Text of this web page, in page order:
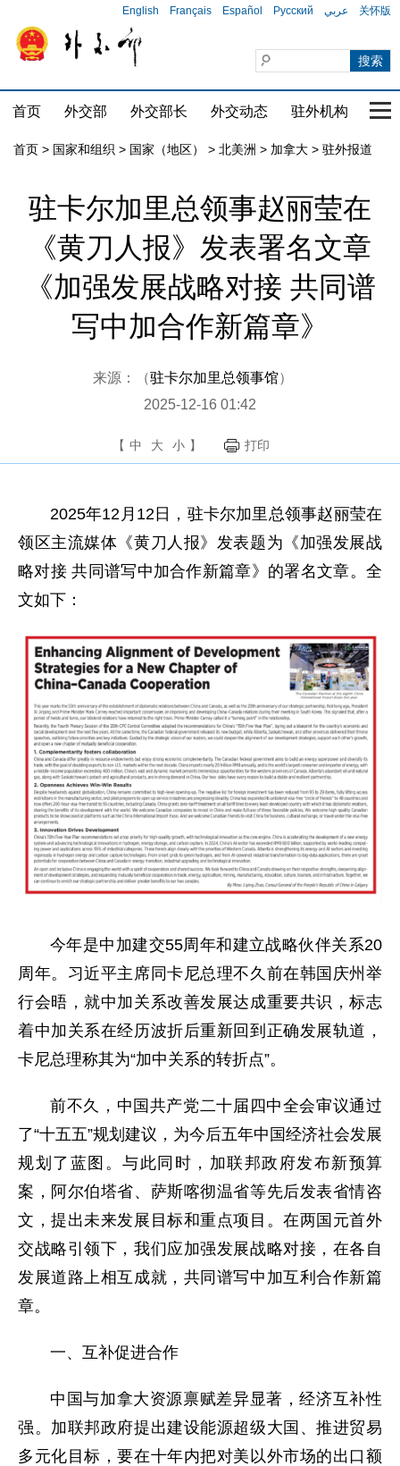
English Français Español Русский عربي 关怀版
首页 外交部 外交部长 外交动态 驻外机构 国
首页 > 国家和组织 > 国家（地区） > 北美洲 > 加拿大 > 驻外报道
驻卡尔加里总领事赵丽莹在
《黄刀人报》发表署名文章
《加强发展战略对接 共同谱
写中加合作新篇章》
来源：（驻卡尔加里总领事馆）
2025-12-16 01:42
【 中 大 小 】 打印
2025年12月12日，驻卡尔加里总领事赵丽莹在
领区主流媒体《黄刀人报》发表题为《加强发展战
略对接 共同谱写中加合作新篇章》的署名文章。全
文如下：
今年是中加建交55周年和建立战略伙伴关系20
周年。习近平主席同卡尼总理不久前在韩国庆州举
行会晤，就中加关系改善发展达成重要共识，标志
着中加关系在经历波折后重新回到正确发展轨道，
卡尼总理称其为“加中关系的转折点”。
前不久，中国共产党二十届四中全会审议通过
了“十五五”规划建议，为今后五年中国经济社会发展
规划了蓝图。与此同时，加联邦政府发布新预算
案，阿尔伯塔省、萨斯喀彻温省等先后发表省情咨
文，提出未来发展目标和重点项目。在两国元首外
交战略引领下，我们应加强发展战略对接，在各自
发展道路上相互成就，共同谱写中加互利合作新篇
章。
一、互补促进合作
中国与加拿大资源禀赋差异显著，经济互补性
强。加联邦政府提出建设能源超级大国、推进贸易
多元化目标，要在十年内把对美以外市场的出口额